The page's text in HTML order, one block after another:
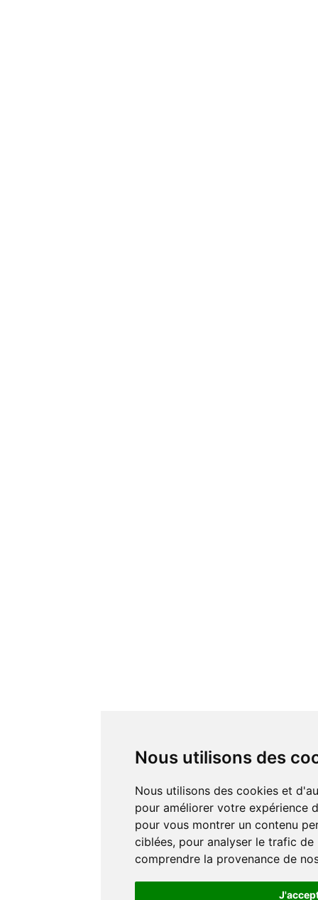
Nous utilisons des
Nous utilisons des cookies et d'autres technologies de suivi
pour améliorer votre expérience
pour vous montrer un contenu
ciblées, pour analyser le trafic
comprendre la provenance de